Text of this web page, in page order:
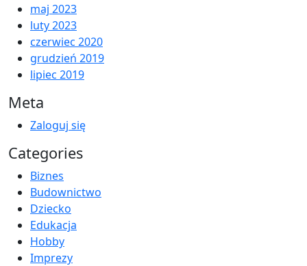
maj 2023
luty 2023
czerwiec 2020
grudzień 2019
lipiec 2019
Meta
Zaloguj się
Categories
Biznes
Budownictwo
Dziecko
Edukacja
Hobby
Imprezy